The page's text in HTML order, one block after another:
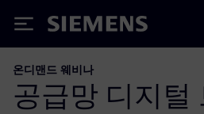
Siemens
온디맨드 웨비나
공급망 디지털